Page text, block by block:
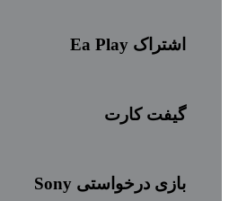
اشتراک Ea Play
گیفت کارت
بازی درخواستی Sony